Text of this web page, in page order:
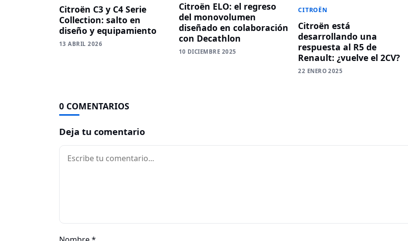
Citroën C3 y C4 Serie
Collection: salto en
diseño y equipamiento
13 ABRIL 2026
Citroën ELO: el regreso
del monovolumen
diseñado en colaboración
con Decathlon
10 DICIEMBRE 2025
CITROËN
Citroën está
desarrollando una
respuesta al R5 de
Renault: ¿vuelve el 2CV?
22 ENERO 2025
0 COMENTARIOS
Deja tu comentario
Comentario